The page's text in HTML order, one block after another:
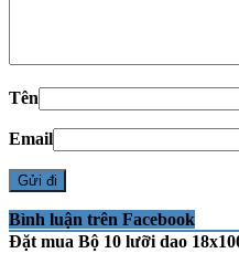
Tên
Email
Bình luận trên Facebook
Đặt mua Bộ 10 lưỡi dao